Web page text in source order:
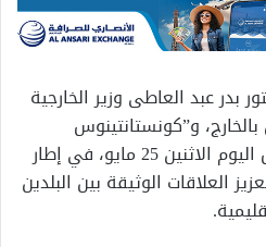
بدر عبد العاطى وزير الخارجية
و”كونستانتينوس
كومبوس” وزير خارجية قبرص اليوم الاثنين 25 مايو، في إطار
العلاقات الوثيقة بين البلدين